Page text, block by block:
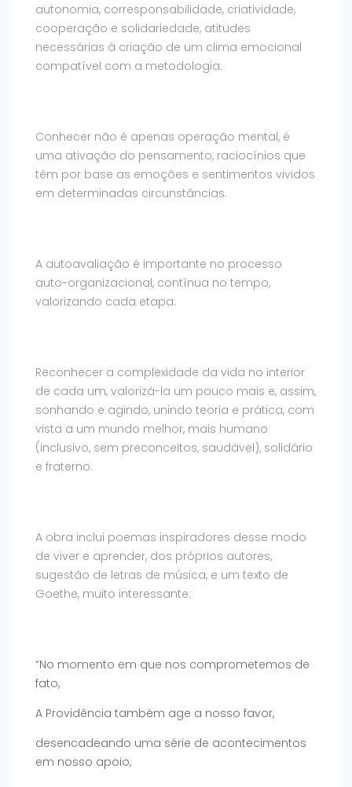
autonomia, corresponsabilidade, criatividade,
cooperação e solidariedade, atitudes
necessárias à criação de um clima emocional
compatível com a metodologia.
Conhecer não é apenas operação mental, é
uma ativação do pensamento, raciocínios que
têm por base as emoções e sentimentos vividos
em determinadas circunstâncias.
A autoavaliação é importante no processo
auto-organizacional, contínua no tempo,
valorizando cada etapa.
Reconhecer a complexidade da vida no interior
de cada um, valorizá-la um pouco mais e, assim,
sonhando e agindo, unindo teoria e prática, com
vista a um mundo melhor, mais humano
(inclusivo, sem preconceitos, saudável), solidário
e fraterno.
A obra inclui poemas inspiradores desse modo
de viver e aprender, dos próprios autores,
sugestão de letras de música, e um texto de
Goethe, muito interessante:
“No momento em que nos comprometemos de
fato,
A Providência também age a nosso favor,
desencadeando uma série de acontecimentos
em nosso apoio,